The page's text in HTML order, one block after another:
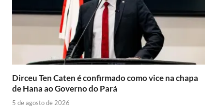
Dirceu Ten Caten é confirmado como vice na chapa
de Hana ao Governo do Pará
5 de agosto de 2026